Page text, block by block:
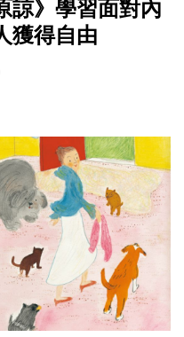
諒》學習面對內
獲得自由